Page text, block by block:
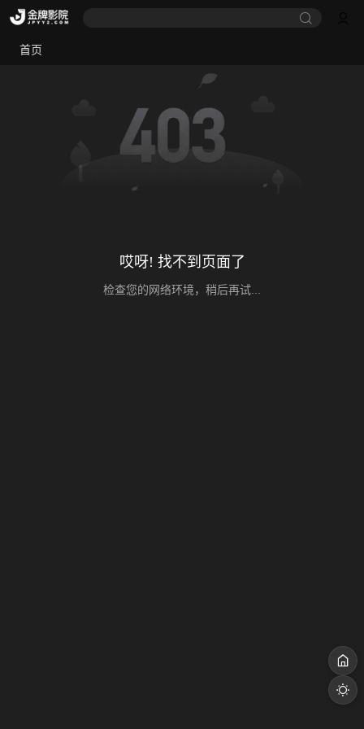
首页
哎呀! 找不到页面了
检查您的网络环境，稍后再试...